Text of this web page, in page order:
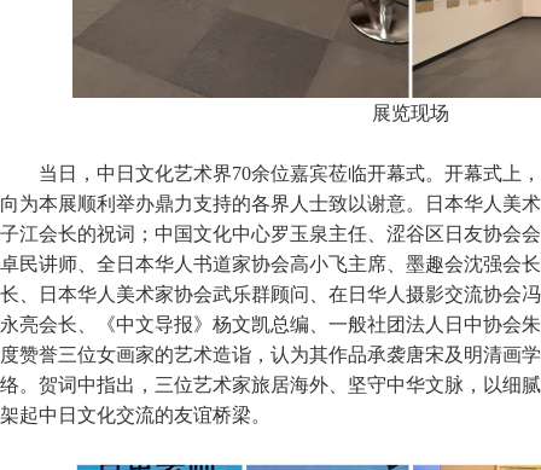
展览现场
当日，中日文化艺术界70余位嘉宾莅临开幕式。开幕式上
向为本展顺利举办鼎力支持的各界人士致以谢意。日本华人美
子江会长的祝词；中国文化中心罗玉泉主任、涩谷区日友协会
卓民讲师、全日本华人书道家协会高小飞主席、墨趣会沈强会
长、日本华人美术家协会武乐群顾问、在日华人摄影交流协会
永亮会长、《中文导报》杨文凯总编、一般社团法人日中协会
度赞誉三位女画家的艺术造诣，认为其作品承袭唐宋及明清画
络。贺词中指出，三位艺术家旅居海外、坚守中华文脉，以细
架起中日文化交流的友谊桥梁。